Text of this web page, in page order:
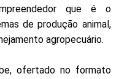
que é o
de produção animal,
agropecuário.
ofertado no formato